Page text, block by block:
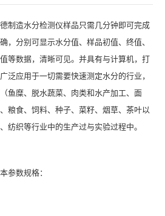
制造水分检测仪样品只需几分钟即可完成
，分别可显示水分值、样品初值、终值、
等数据，清晰可见。并具有与计算机，打
泛应用于一切需要快速测定水分的行业，
鱼糜、脱水蔬菜、肉类和水产加工、面
粮食、饲料、种子、菜籽、烟草、茶叶以
纺织等行业中的生产过与实验过程中。
参数规格：